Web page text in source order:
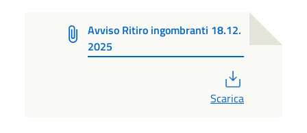
Avviso Ritiro ingombranti 18.12.
2025
Scarica